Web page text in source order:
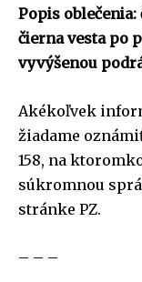
Popis
čierna vesta po
vyvýšenou
Akékoľvek
žiadame
158, na
súkromnou
stránke PZ.
– – –